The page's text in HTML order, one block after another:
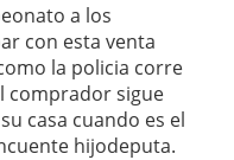
a los
con esta venta
la policia corre
comprador sigue
casa cuando es el
hijodeputa.